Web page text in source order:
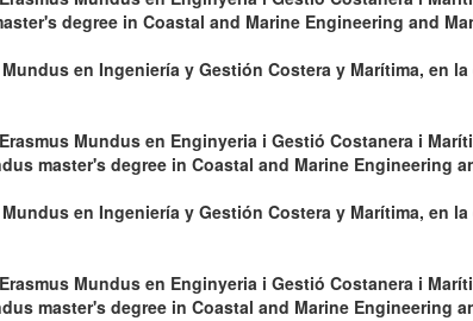
degree in Coastal and Marine Engineering and
en Ingeniería y Gestión Costera y Marítima, en
Mundus en Enginyeria i Gestió Costanera i
master's degree in Coastal and Marine Engineering
en Ingeniería y Gestión Costera y Marítima, en
Mundus en Enginyeria i Gestió Costanera i
master's degree in Coastal and Marine